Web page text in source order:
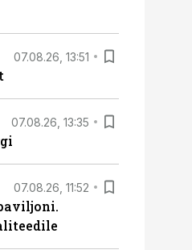
07.08.26, 13:51
07.08.26, 13:35
07.08.26, 11:52